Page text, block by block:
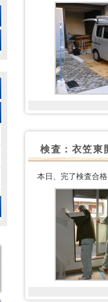
検査：衣笠東
本日、完了検査合